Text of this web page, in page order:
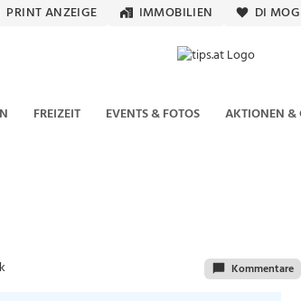
PRINT ANZEIGE IMMOBILIEN DI
FREIZEIT EVENTS & FOTOS AKTIONEN &
Kommentare